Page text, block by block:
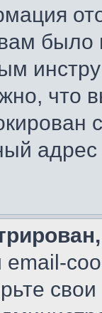
что
адрес
email-